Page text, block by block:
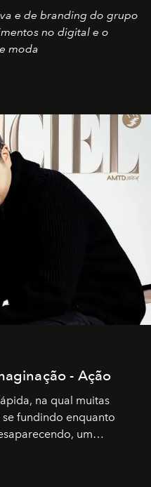
e de branding do grupo
no digital e o
moda
- Ação
na qual muitas
fundindo enquanto
um
para muitos